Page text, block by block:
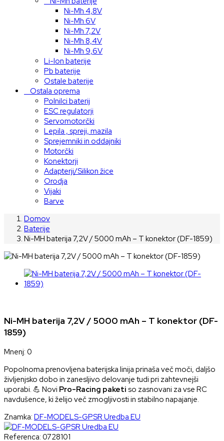
Ni-Mh 4,8V
Ni-Mh 6V
Ni-Mh 7,2V
Ni-Mh 8,4V
Ni-Mh 9,6V
Li-Ion baterije
Pb baterije
Ostale baterije
Ostala oprema
Polnilci baterij
ESC regulatorji
Servomotorčki
Lepila , spreji, mazila
Sprejemniki in oddajniki
Motorčki
Konektorji
Adapterji/Silikon žice
Orodja
Vijaki
Barve
Domov
Baterije
Ni-MH baterija 7,2V / 5000 mAh – T konektor (DF-1859)
Ni-MH baterija 7,2V / 5000 mAh – T konektor (DF-
1859)
Mnenj: 0
Popolnoma prenovljena baterijska linija prinaša več moči, daljšo
življenjsko dobo in zanesljivo delovanje tudi pri zahtevnejši
uporabi. 💪 Novi Pro-Racing paketi so zasnovani za vse RC
navdušence, ki želijo več zmogljivosti in stabilno napajanje.
Znamka: DF-MODELS-GPSR Uredba EU
Referenca: 0728101